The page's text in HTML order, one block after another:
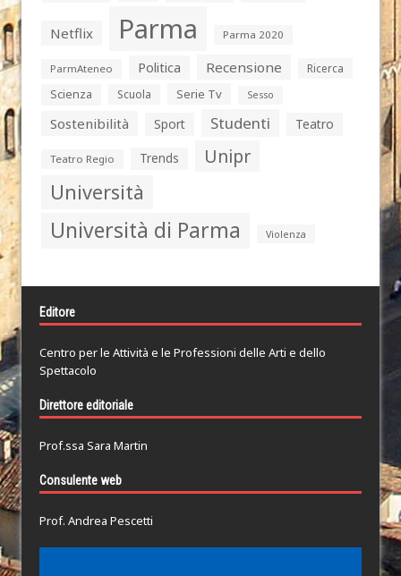
Netflix Parma Parma 2020
ParmAteneo Politica Recensione
Ricerca
Scienza
Scuola Serie Tv Sesso
Sostenibilità Sport Studenti Teatro
Teatro Regio Trends Unipr
Università
Università di Parma Violenza
Editore
Centro per le Attività e le Professioni delle Arti e dello
Spettacolo
Direttore editoriale
Prof.ssa Sara Martin
Consulente web
Prof. Andrea Pescetti